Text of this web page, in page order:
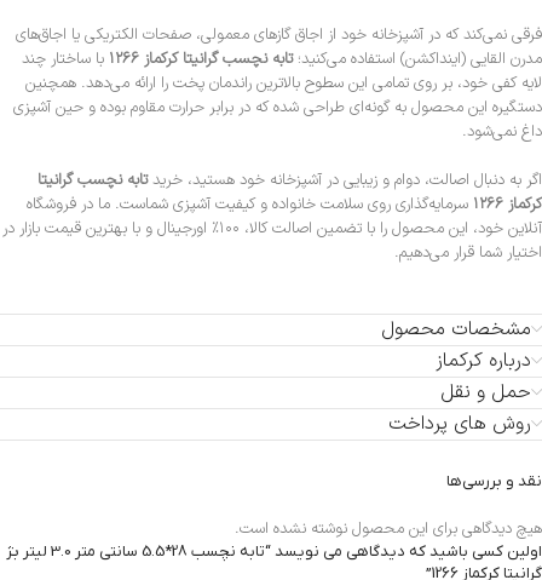
فرقی نمی‌کند که در آشپزخانه خود از اجاق گازهای معمولی، صفحات الکتریکی یا اجاق‌های
مدرن القایی (اینداکشن) استفاده می‌کنید؛تابه نچسب گرانیتا کرکماز ۱۲۶۶
با ساختار چند
لایه کفی خود، بر روی تمامی این سطوح بالاترین راندمان پخت را ارائه می‌دهد. همچنین
دستگیره این محصول به گونه‌ای طراحی شده که در برابر حرارت مقاوم بوده و حین آشپزی
داغ نمی‌شود.
اگر به دنبال اصالت، دوام و زیبایی در آشپزخانه خود هستید، خریدتابه نچسب گرانیتا
کرکماز ۱۲۶۶
سرمایه‌گذاری روی سلامت خانواده و کیفیت آشپزی شماست. ما در فروشگاه
آنلاین خود، این محصول را با تضمین اصالت کالا، ۱۰۰٪ اورجینال و با بهترین قیمت بازار در
اختیار شما قرار می‌دهیم.
مشخصات محصول
درباره کرکماز
حمل و نقل
روش های پرداخت
نقد و بررسی‌ها
هیچ دیدگاهی برای این محصول نوشته نشده است.
اولین کسی باشید که دیدگاهی می نویسد “تابه نچسب 28*5.5 سانتی متر 3.0 لیتر بژ
گرانیتا کرکماز 1266”